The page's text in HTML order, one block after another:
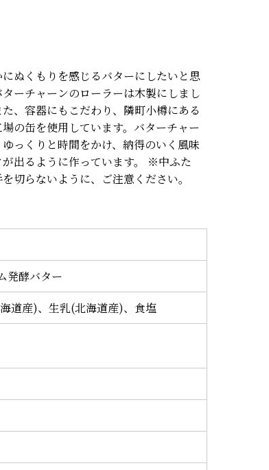
にぬくもりを感じるバターにしたいと思
ーチャーンのローラーは木製にしまし
、容器にもこだわり、隣町小樽にある
の缶を使用しています。バターチャー
ゆっくりと時間をかけ、納得のいく風味
が出るように作っています。 ※中ふた
切らないように、ご注意ください。
発酵バター
道産)、生乳(北海道産)、食塩